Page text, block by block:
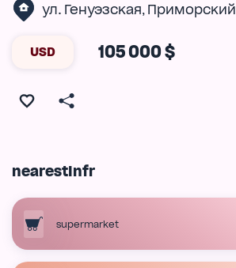
ул. Генуэзская, Приморский
USD 105 000 $
nearestInfr
supermarket